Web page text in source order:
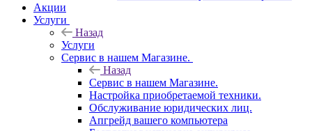
Акции
Услуги
Назад
Услуги
Сервис в нашем Магазине.
Назад
Сервис в нашем Магазине.
Настройка приобретаемой техники.
Обслуживание юридических лиц.
Апгрейд вашего компьютера